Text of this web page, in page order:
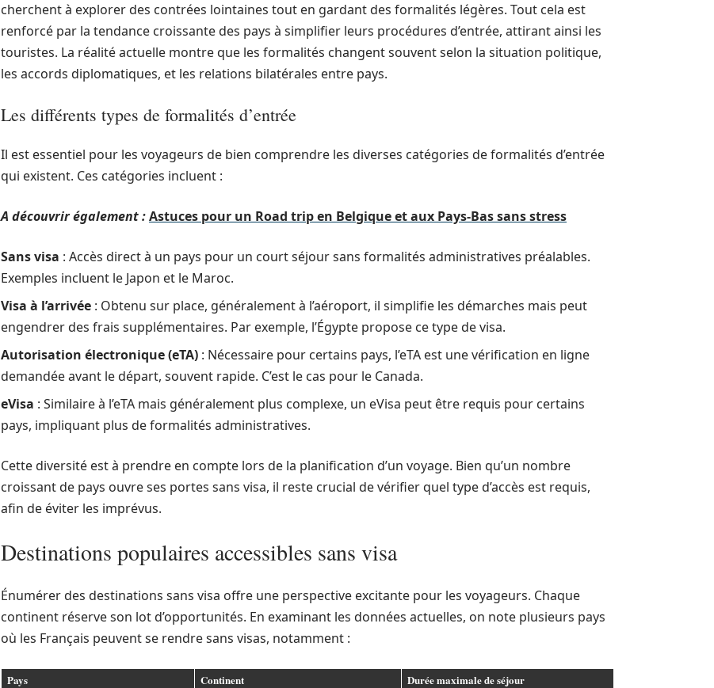
cherchent à explorer des contrées lointaines tout en gardant des formalités légères. Tout cela est
renforcé par la tendance croissante des pays à simplifier leurs procédures d’entrée, attirant ainsi les
touristes. La réalité actuelle montre que les formalités changent souvent selon la situation politique,
les accords diplomatiques, et les relations bilatérales entre pays.
Les différents types de formalités d’entrée
Il est essentiel pour les voyageurs de bien comprendre les diverses catégories de formalités d’entrée
qui existent. Ces catégories incluent :
A découvrir également :Astuces pour un Road trip en Belgique et aux Pays-Bas sans stress
Sans visa : Accès direct à un pays pour un court séjour sans formalités administratives préalables.
Exemples incluent le Japon et le Maroc.
Visa à l’arrivée : Obtenu sur place, généralement à l’aéroport, il simplifie les démarches mais peut
engendrer des frais supplémentaires. Par exemple, l’Égypte propose ce type de visa.
Autorisation électronique (eTA) : Nécessaire pour certains pays, l’eTA est une vérification en ligne
demandée avant le départ, souvent rapide. C’est le cas pour le Canada.
eVisa : Similaire à l’eTA mais généralement plus complexe, un eVisa peut être requis pour certains
pays, impliquant plus de formalités administratives.
Cette diversité est à prendre en compte lors de la planification d’un voyage. Bien qu’un nombre
croissant de pays ouvre ses portes sans visa, il reste crucial de vérifier quel type d’accès est requis,
afin de éviter les imprévus.
Destinations populaires accessibles sans visa
Énumérer des destinations sans visa offre une perspective excitante pour les voyageurs. Chaque
continent réserve son lot d’opportunités. En examinant les données actuelles, on note plusieurs pays
où les Français peuvent se rendre sans visas, notamment :
Pays Continent Durée maximale de séjour